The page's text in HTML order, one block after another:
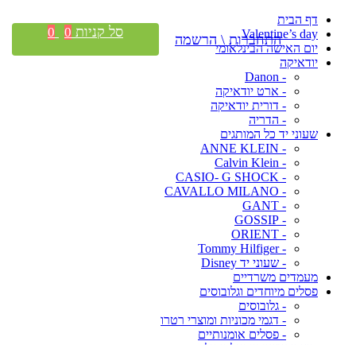
דף הבית
Valentine’s day
יום האישה הבינלאומי
יודאיקה
- Danon
- ארט יודאיקה
- דורית יודאיקה
- הדריה
שעוני יד כל המותגים
- ANNE KLEIN
- Calvin Klein
- CASIO- G SHOCK
- CAVALLO MILANO
- GANT
- GOSSIP
- ORIENT
- Tommy Hilfiger
- שעוני יד Disney
מעמדים משרדיים
פסלים מיוחדים וגלובוסים
- גלובוסים
- דגמי מכוניות ומוצרי רטרו
- פסלים אומנותיים
התחברות \ הרשמה סל קניות 0
0